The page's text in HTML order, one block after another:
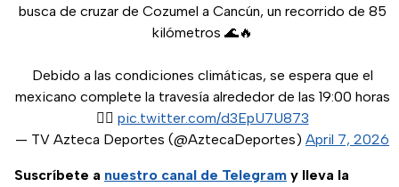
busca de cruzar de Cozumel a Cancún, un recorrido de 85
kilómetros 🌊🔥
Debido a las condiciones climáticas, se espera que el
mexicano complete la travesía alrededor de las 19:00 horas
🏊‍♂️ pic.twitter.com/d3EpU7U873
— TV Azteca Deportes (@AztecaDeportes) April 7, 2026
Suscríbete a nuestro canal de Telegram y lleva la